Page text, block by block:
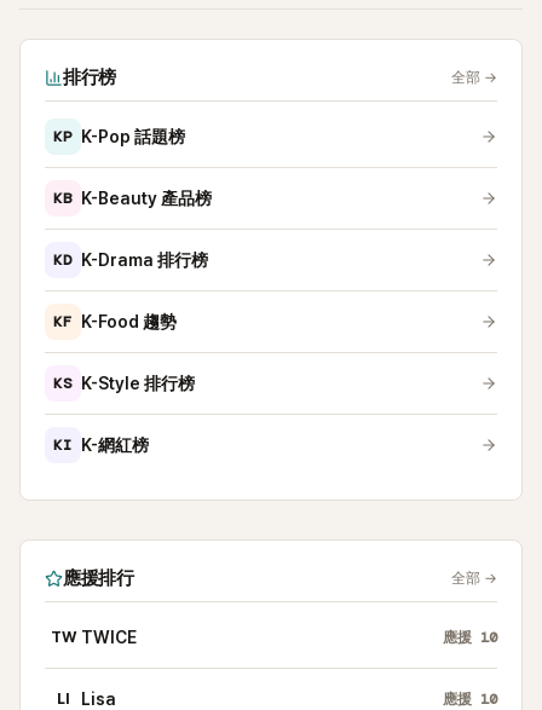
排行榜 全部 →
KP K-Pop 話題榜
KB K-Beauty 產品榜
KD K-Drama 排行榜
KF K-Food 趨勢
KS K-Style 排行榜
KI K-網紅榜
應援排行 全部 →
TW TWICE 應援 10
LI Lisa 應援 10